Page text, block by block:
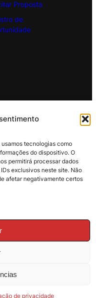
tecnologias como
do dispositivo. O
permitirá processar dados
exclusivos neste site. Não
afetar negativamente certos
de privacidade
Proposta
de